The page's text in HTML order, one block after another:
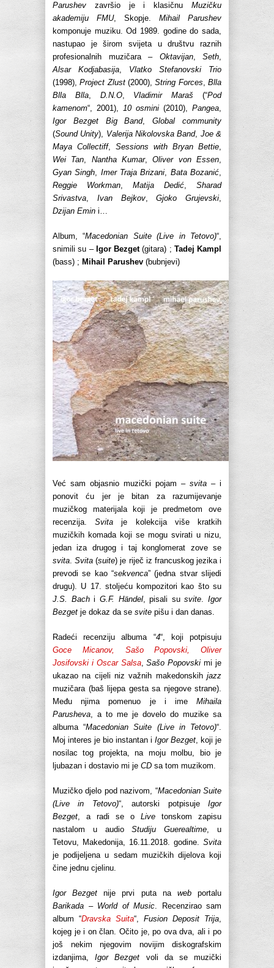
Parushev završio je i klasičnu Muzičku
akademiju FMU, Skopje. Mihail Parushev
komponuje muziku. Od 1989. godine do sada,
nastupao je širom svijeta u društvu raznih
profesionalnih muzičara – Oktavijan, Seth,
Alsar Kodjabasija, Vlatko Stefanovski Trio
(1998),Project Zlust(2000),String Forces,Blla
Blla Blla, D.N.O, Vladimir Maraš (“Pod
kamenom“, 2001), 10 osmini (2010), Pangea,
Igor Bezget Big Band,Global community
(Sound Unity), Valerija Nikolovska Band, Joe &
Maya Collectiff, Sessions with Bryan Bettie,
Wei Tan, Nantha Kumar,Oliver von Essen,
Gyan Singh, Imer Traja Brizani, Bata Bozanić,
Reggie Workman, Matija Dedić, Sharad
Srivastva, Ivan Bejkov,Gjoko Grujevski,
Dzijan Emin i…
Album, “Macedonian Suite (Live in Tetovo)“,
snimili su – Igor Bezget(gitara) ; Tadej Kampl
(bass) ; Mihail Parushev (bubnjevi)
Već sam objasnio muzički pojam – svita – i
ponovit ću jer je bitan za razumijevanje
muzičkog materijala koji je predmetom ove
recenzija.Svita je kolekcija više kratkih
muzičkih komada koji se mogu svirati u nizu,
jedan iza drugog i taj konglomerat zove se
svita.Svita (suite) je riječ iz francuskog jezika i
prevodi se kao “sekvenca” (jedna stvar slijedi
drugu). U 17. stoljeću kompozitori kao što su
J.S. Bachi G.F. Händel, pisali susvite. Igor
Bezget je dokaz da se svite pišu i dan danas.
Radeći recenziju albuma “4“, koji potpisuju
Goce Micanov, Sašo Popovski, Oliver
Josifovski i Oscar Salsa,Sašo Popovski mi je
ukazao na cijeli niz važnih makedonskih jazz
muzičara (baš lijepa gesta sa njegove strane).
Među njima pomenuo je i ime Mihaila
Parusheva, a to me je dovelo do muzike sa
albuma “Macedonian Suite (Live in Tetovo)“.
Moj interes je bio instantan i Igor Bezget, koji je
nosilac tog projekta, na moju molbu, bio je
ljubazan i dostavio mi je CD sa tom muzikom.
Muzičko djelo pod nazivom, “Macedonian Suite
(Live in Tetovo)“, autorski potpisujeIgor
Bezget, a radi se o Live tonskom zapisu
nastalom u audioStudiju Guerealtime, u
Tetovu, Makedonija, 16.11.2018. godine. Svita
je podijeljena u sedam muzičkih dijelova koji
čine jednu cjelinu.
Igor Bezget nije prvi puta na webportalu
Barikada – World of Music. Recenzirao sam
album “Dravska Suita“, Fusion Deposit Trija,
kojeg je i on član. Očito je, po ova dva, ali i po
još nekim njegovim novijim diskografskim
izdanjima,Igor Bezget voli da se muzički